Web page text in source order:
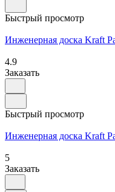
Быстрый просмотр
Инженерная доска Kraft
4.9
Заказать
Быстрый просмотр
Инженерная доска Kraft
5
Заказать